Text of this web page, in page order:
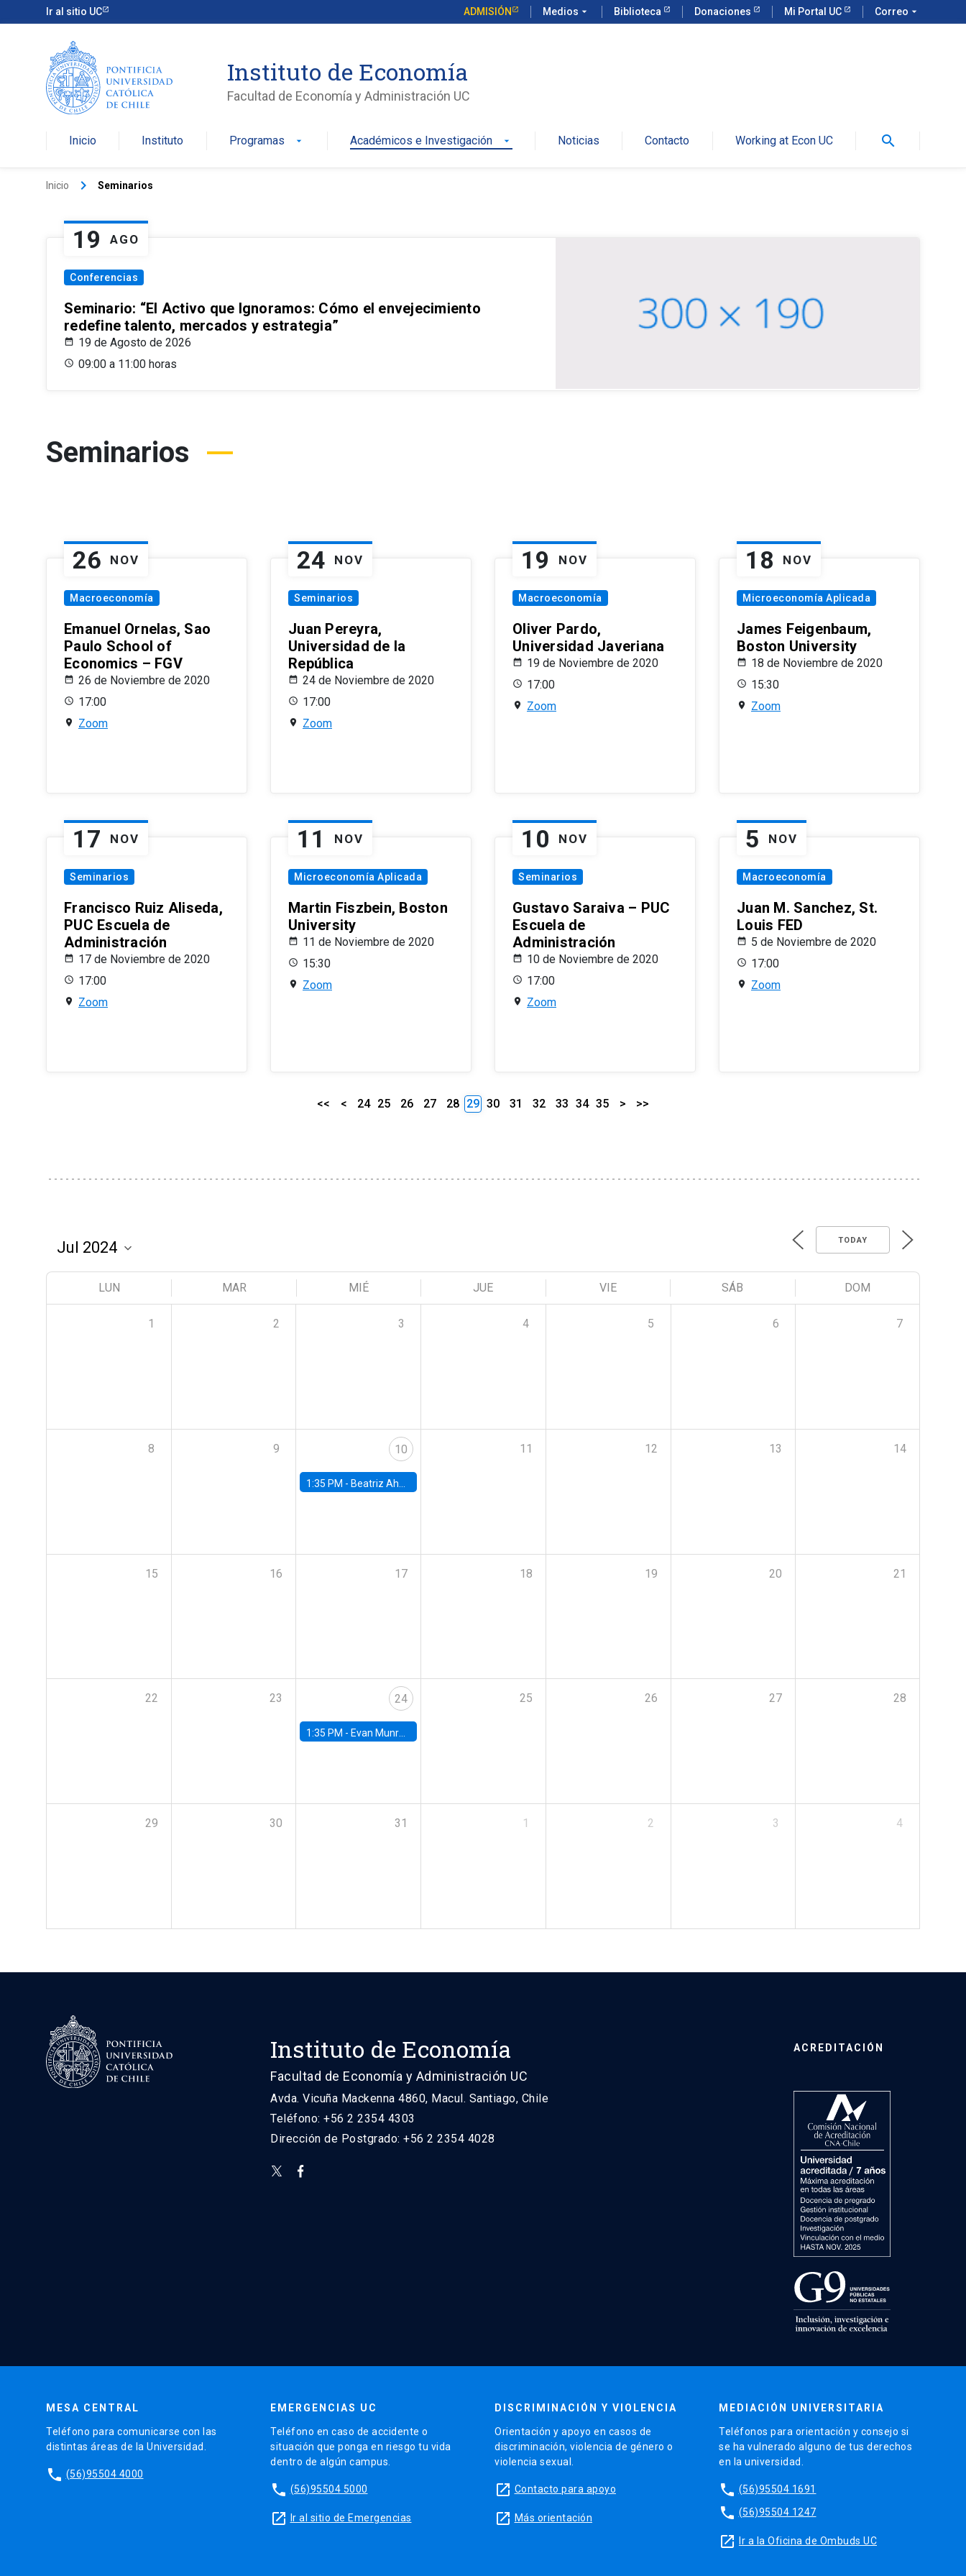
Ir al sitio UC ADMISIÓN Medios arrow_drop_down Biblioteca Donaciones Mi Portal UC Correo arrow_drop_down
Instituto de Economía
Facultad de Economía y Administración UC
Inicio Instituto Programas arrow_drop_down Académicos e Investigación arrow_drop_down Noticias Contacto Working at Econ UC search
Inicio keyboard_arrow_right Seminarios
19 AGO
Conferencias
Seminario: “El Activo que Ignoramos: Cómo el envejecimiento
redefine talento, mercados y estrategia”
19 de Agosto de 2026
09:00 a 11:00 horas
Seminarios
26 NOV
Macroeconomía
Emanuel Ornelas, Sao
Paulo School of
Economics – FGV
26 de Noviembre de 2020
17:00
Zoom
24 NOV
Seminarios
Juan Pereyra,
Universidad de la
República
24 de Noviembre de 2020
17:00
Zoom
19 NOV
Macroeconomía
Oliver Pardo,
Universidad Javeriana
19 de Noviembre de 2020
17:00
Zoom
18 NOV
Microeconomía Aplicada
James Feigenbaum,
Boston University
18 de Noviembre de 2020
15:30
Zoom
17 NOV
Seminarios
Francisco Ruiz Aliseda,
PUC Escuela de
Administración
17 de Noviembre de 2020
17:00
Zoom
11 NOV
Microeconomía Aplicada
Martin Fiszbein, Boston
University
11 de Noviembre de 2020
15:30
Zoom
10 NOV
Seminarios
Gustavo Saraiva – PUC
Escuela de
Administración
10 de Noviembre de 2020
17:00
Zoom
5 NOV
Macroeconomía
Juan M. Sanchez, St.
Louis FED
5 de Noviembre de 2020
17:00
Zoom
<< < 24 25 26 27 28 29 30 31 32 33 34 35 > >>
TODAY
LUN MAR MIÉ JUE VIE SÁB DOM
1 2 3 4 5 6 7
8 9 10
1:35 PM - Beatriz Ahumada, PhD candidate, Universidad de Pittsburgh
11 12 13 14
15 16 17 18 19 20 21
22 23 24
1:35 PM - Evan Munro, Neyman Visiting Assistant Professor in the Department of Statistics at UC Berkeley
25 26 27 28
29 30 31 1 2 3 4
Instituto de Economía
Facultad de Economía y Administración UC
Avda. Vicuña Mackenna 4860, Macul. Santiago, Chile
Teléfono: +56 2 2354 4303
Dirección de Postgrado: +56 2 2354 4028
ACREDITACIÓN
MESA CENTRAL
Teléfono para comunicarse con las
distintas áreas de la Universidad.
phone (56)95504 4000
EMERGENCIAS UC
Teléfono en caso de accidente o
situación que ponga en riesgo tu vida
dentro de algún campus.
phone (56)95504 5000
launch Ir al sitio de Emergencias
DISCRIMINACIÓN Y VIOLENCIA
Orientación y apoyo en casos de
discriminación, violencia de género o
violencia sexual.
launch Contacto para apoyo
launch Más orientación
MEDIACIÓN UNIVERSITARIA
Teléfonos para orientación y consejo si
se ha vulnerado alguno de tus derechos
en la universidad.
phone (56)95504 1691
phone (56)95504 1247
launch Ir a la Oficina de Ombuds UC